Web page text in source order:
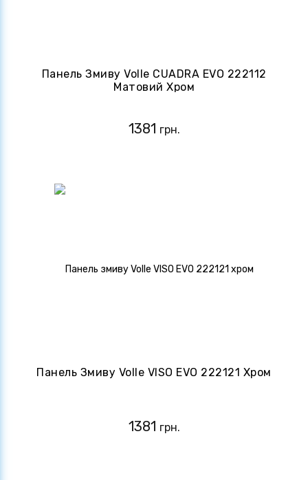
Панель Змиву Volle CUADRA EVO 222112
Матовий Хром
1381 грн.
Панель Змиву Volle VISO EVO 222121 Хром
1381 грн.